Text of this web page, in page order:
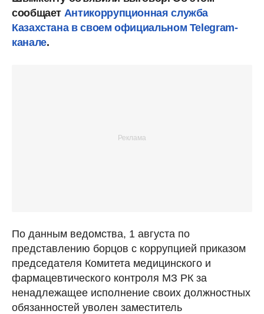
сообщает Антикоррупционная служба
Казахстана в своем официальном Telegram-
канале.
По данным ведомства, 1 августа по
представлению борцов с коррупцией приказом
председателя Комитета медицинского и
фармацевтического контроля МЗ РК за
ненадлежащее исполнение своих должностных
обязанностей уволен заместитель